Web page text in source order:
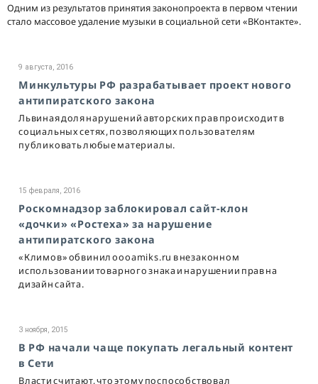
Одним из результатов принятия законопроекта в первом чтении
стало массовое удаление музыки в социальной сети «ВКонтакте».
9 августа, 2016
Минкультуры РФ разрабатывает проект нового
антипиратского закона
Львиная доля нарушений авторских прав происходит в
социальных сетях, позволяющих пользователям
публиковать любые материалы.
15 февраля, 2016
Роскомнадзор заблокировал сайт-клон
«дочки» «Ростеха» за нарушение
антипиратского закона
«Климов» обвинил oooamiks.ru в незаконном
использовании товарного знака и нарушении прав на
дизайн сайта.
3 ноября, 2015
В РФ начали чаще покупать легальный контент
в Сети
Власти считают, что этому поспособствовал